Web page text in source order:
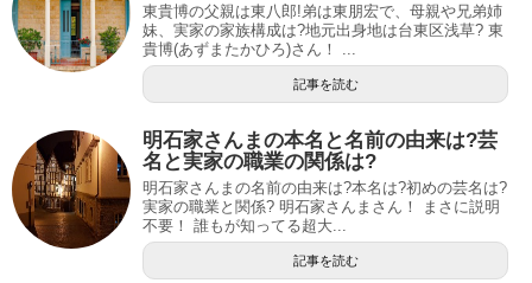
東貴博の父親は東八郎!弟は東朋宏で、母親や兄弟姉
妹、実家の家族構成は?地元出身地は台東区浅草? 東
貴博(あずまたかひろ)さん！ ...
記事を読む
明石家さんまの本名と名前の由来は?芸
名と実家の職業の関係は?
明石家さんまの名前の由来は?本名は?初めの芸名は?
実家の職業と関係? 明石家さんまさん！ まさに説明
不要！ 誰もが知ってる超大...
記事を読む